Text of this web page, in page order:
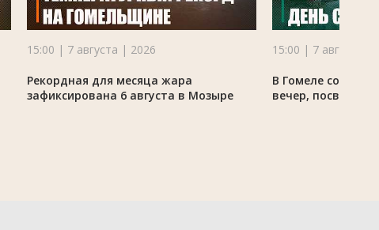
15:00 | 7 августа | 2026
Рекордная для месяца жара
зафиксирована 6 августа в Мозыре
15:00 | 7 августа |
В Гомеле
вечер,